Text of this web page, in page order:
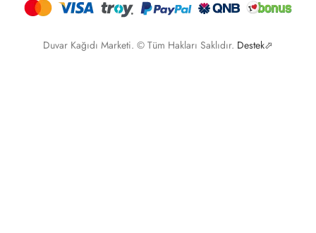
Duvar Kağıdı Marketi. © Tüm Hakları Saklıdır. Destek⬀